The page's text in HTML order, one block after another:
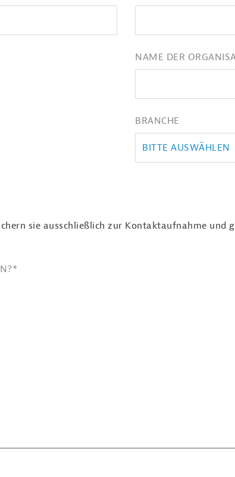
NAME DER
BRANCHE
BITTE AUSWÄHLEN
sie ausschließlich zur Kontaktaufnahme und
*